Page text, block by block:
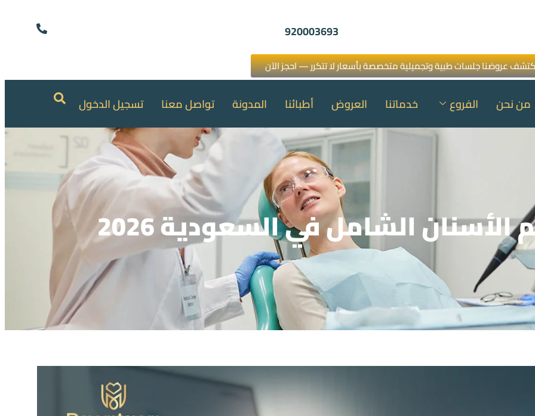
920003693
عروضنا جلسات طبية وتجميلية متخصصة بأسعار لا تتكرر — احجز الآن
من نحن الفروع خدماتنا العروض أطبائنا المدونة تواصل معنا تسجيل الدخول
الشامل في السعودية 2026